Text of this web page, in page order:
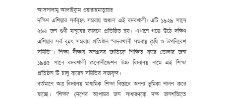
the printing and design industry. It is intended to show
how the type will look before the end product is
available. Lorem Ipsum has been the industry's standard
dummy text ever since the 1500:s, when an unknown
printer took a galley of type and scrambled it to make a
type specimen book. Lorem Ipsum dummy texts was
available for many years on adhesive sheets in different
sizes and typefaces from a company called Letraset.
When computers came along, Aldus included lorem
আসসালামু আলাইকুম ওয়ারাহমাতুল্লাহ
দক্ষিণ এশিয়ার সর্ববৃহৎ সমবায় অঞ্চল এই বদরখালী। এটি ১৯২৯ সালে
২৬২ জন গুণী মানুষের কারণে প্রতিষ্ঠিত হয়। এখানে গড়ে উঠে দক্ষিণ
এশিয়ার সর্ব বৃহৎ সমবায় প্রতিষ্ঠান “বদরখালী সমবায় কৃষি ও উপনিবেশ
সমিতি”। শিক্ষা দীক্ষায় অনগ্রসর জাতিকে শিক্ষিত করে তোলার জন্য
১৯৪৫ সালে বদরখালী কলোনীজেশন উচ্চ বিদ্যালয় নামে এই শিক্ষা
প্রতিষ্ঠান টি চালু করেন সমিতির সভ্যবৃন্দ।
বর্তমানে অত্র বিদ্যালয় মাধ্যমিক শিক্ষা বিস্তারে অনন্য ভূমিকা পালন করে
যাচ্ছে। 'শিক্ষা' দেশের আপামর জন সাধারণকে দক্ষ জনশক্তিতে